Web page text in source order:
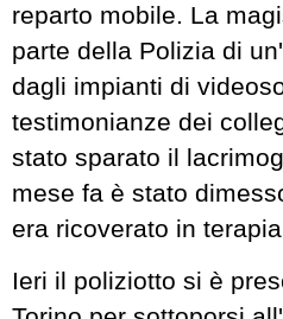
reparto mobile. La
parte della Polizia di
dagli impianti di
testimonianze dei
stato sparato il
mese fa è stato
era ricoverato in
Ieri il poliziotto si è